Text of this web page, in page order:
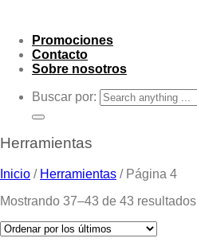
Promociones
Contacto
Sobre nosotros
Buscar por:
Herramientas
Inicio / Herramientas /Página 4
Mostrando 37–43 de 43 resultados